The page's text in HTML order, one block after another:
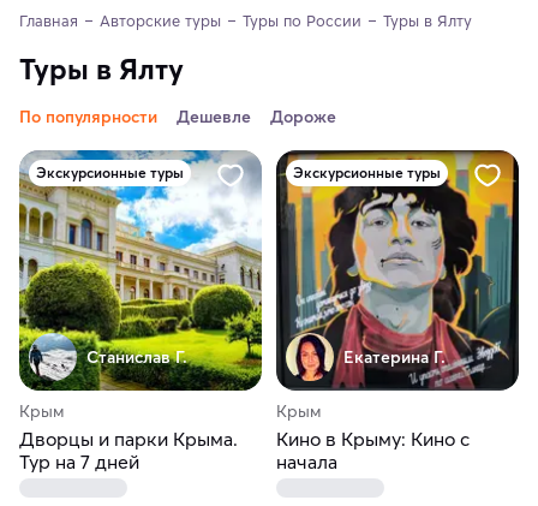
Главная Авторские туры Туры по России Туры в Ялту
Туры в Ялту
По популярности Дешевле Дороже
Экскурсионные туры
Станислав Г.
Крым
Дворцы и парки Крыма.
Тур на 7 дней
Экскурсионные туры
Екатерина Г.
Крым
Кино в Крыму: Кино с
начала